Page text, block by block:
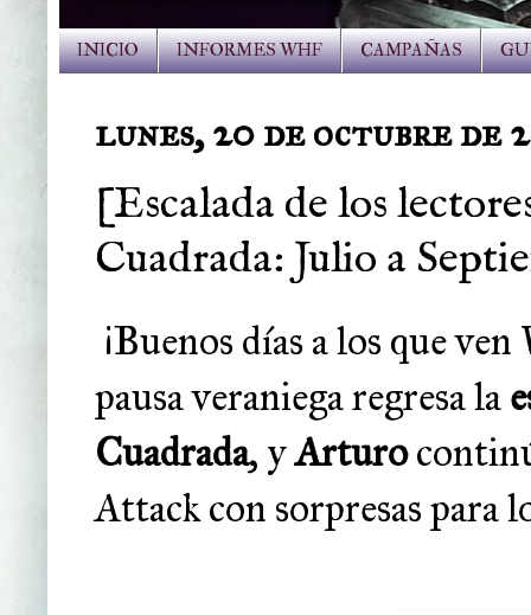
INICIO INFORMES WHF CAMPAÑAS
lunes, 20 de octubre de
[Escalada de los
Cuadrada: Julio a
¡Buenos días a los que
pausa veraniega regresa la
Cuadrada, yArturo
Attack con sorpresas para